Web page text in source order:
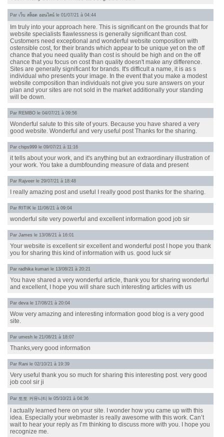
Par เว็บ สล็อต ออนไลน์ le 01/07/21 à 04:44
Im truly into your approach here. This is significant on the grounds that for
website specialists flawlessness is generally significant than cost.
Customers need exceptional and wonderful website composition with
ostensible cost, for their brands which appear to be unique yet on the off
chance that you need quality than cost is should be high and on the off
chance that you focus on cost than quality doesn't make any difference.
Sites are generally significant for brands. It's difficult a name, it is as s
individual who presents your image. In the event that you make a modest
website composition than individuals not give you sure answers on your
plan and your sites are not sold in the market additionally your standing
will be down.
Par REMBO le 04/07/21 à 09:56
Wonderful salute to this site of yours. Because you have shared a very
good website. Wonderful and very useful post Thanks for the sharing.
Par chips999 le 09/07/21 à 11:16
it tells about your work, and it's anything but an extraordinary illustration of
your work. You take a dumbfounding measure of data and present
Par Rajveer le 29/07/21 à 18:48
I really amazing post and useful I really good post thanks for the sharing.
Par RITIK le 11/08/21 à 09:04
wonderful site very powerful and excellent information good job sir
Par James le 13/08/21 à 16:01
Your website is excellent sir excellent and wonderful post I hope you thank
you for sharing this kind of information with us. good luck sir
Par radhika kumari le 13/08/21 à 20:21
You have shared a very wonderful article, thank you for sharing wonderful
and excellent, I hope you will share such interesting articles with us
Par deva le 17/08/21 à 20:04
Wow very amazing and interesting information good blog is a very good
site.
Par umesh le 21/08/21 à 18:07
Thanks,very good information
Par Rani le 02/10/21 à 19:39
Very useful thank you so much for sharing this interesting post. very good
job cool sir ji
Par 토토 커뮤니티 le 05/10/21 à 04:36
I actually learned here on your site. I wonder how you came up with this
idea. Especially your webmaster is really awesome with this work. Can’t
wait to hear your reply as I’m thinking to discuss more with you. I hope you
recognize me.